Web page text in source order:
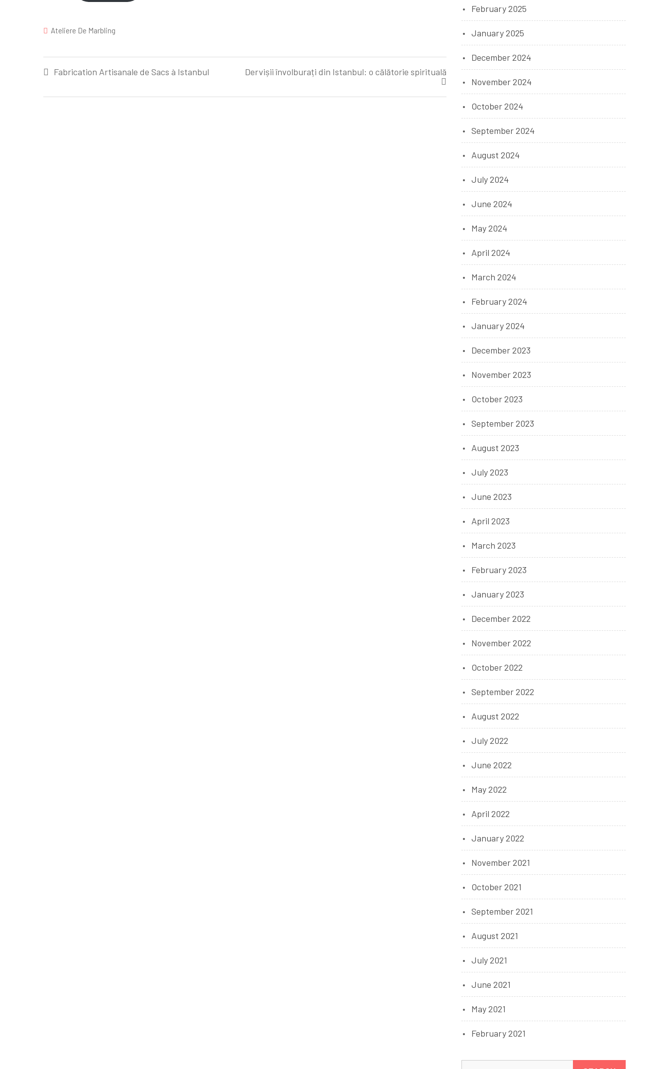
Ateliere De Marbling
navigation
Fabrication Artisanale de Sacs à Istanbul Dervișii învolburați din Istanbul: o călătorie spirituală
February 2025
January 2025
December 2024
November 2024
October 2024
September 2024
August 2024
July 2024
June 2024
May 2024
April 2024
March 2024
February 2024
January 2024
December 2023
November 2023
October 2023
September 2023
August 2023
July 2023
June 2023
April 2023
March 2023
February 2023
January 2023
December 2022
November 2022
October 2022
September 2022
August 2022
July 2022
June 2022
May 2022
April 2022
January 2022
November 2021
October 2021
September 2021
August 2021
July 2021
June 2021
May 2021
February 2021